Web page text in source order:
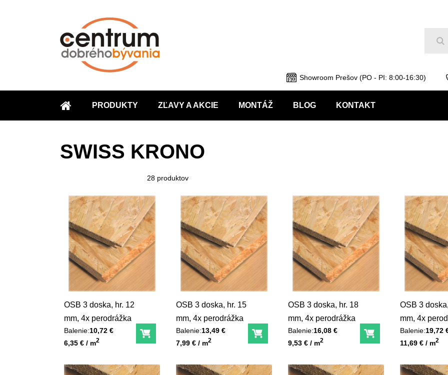
ÚVOD
PRODUKTY ZĽAVY A AKCIE MONTÁŽ BLOG KONTAKT
Showroom Prešov (PO - PI: 8:00-16:30)
SWISS KRONO
28 produktov
OSB 3 doska, hr. 12
mm, 4x perodrážka
Balenie:10,72 €
Unit price
6,35 € / m2 Do košíka
OSB 3 doska, hr. 15
mm, 4x perodrážka
Balenie:13,49 €
Unit price
7,99 € / m2 Do košíka
OSB 3 doska, hr. 18
mm, 4x perodrážka
Balenie:16,08 €
Unit price
9,53 € / m2 Do košíka
OSB 3
mm, 4x
Balenie:19,72
Unit price
11,69 € / m2